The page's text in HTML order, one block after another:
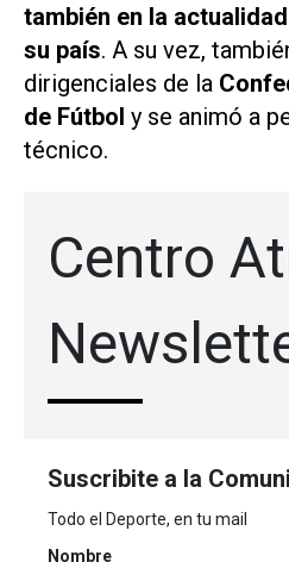
también en la
su país. A su vez,
dirigenciales de la
de Fútbol y se animó a
técnico.